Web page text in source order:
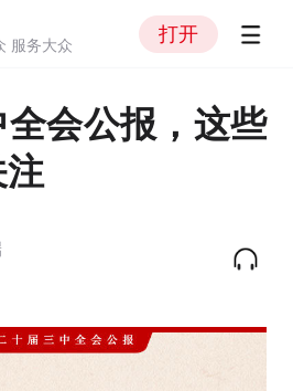
服务大众
打开
会公报，这些